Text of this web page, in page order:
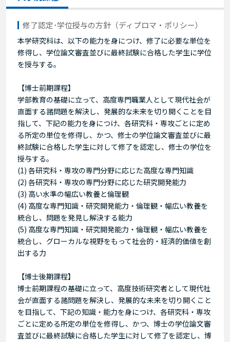
修了認定･学位授与の方針（ディプロマ・ポリシー）
本学研究科は、以下の能力を身につけ、修了に必要な単位を
修得し、学位論文審査並びに最終試験に合格した学生に学位
を授与する。
【博士前期課程】
学部教育の基礎に立って、高度専門職業人として現代社会が
直面する諸問題を解決し、発展的な未来を切り開くことを目
指して、下記の能力を身につけ、各研究科・専攻ごとに定め
る所定の単位を修得し、かつ、修士の学位論文審査並びに最
終試験に合格した学生に対して修了を認定し、修士の学位を
授与する。
(1) 各研究科・専攻の専門分野に応じた高度な専門知識
(2) 各研究科・専攻の専門分野に応じた研究開発能力
(3) 高い水準の幅広い教養と倫理観
(4) 高度な専門知識・研究開発能力・倫理観・幅広い教養を
統合し、問題を発見し解決する能力
(5) 高度な専門知識・研究開発能力・倫理観・幅広い教養を
統合し、グローカルな視野をもって社会的・経済的価値を創
出する力
【博士後期課程】
博士前期課程の基礎に立って、高度技術研究者として現代社
会が直面する諸問題を解決し、発展的な未来を切り開くこと
を目指して、下記の知識・能力を身につけ、各研究科・専攻
ごとに定める所定の単位を修得し、かつ、博士の学位論文審
査並びに最終試験に合格した学生に対して修了を認定し、博